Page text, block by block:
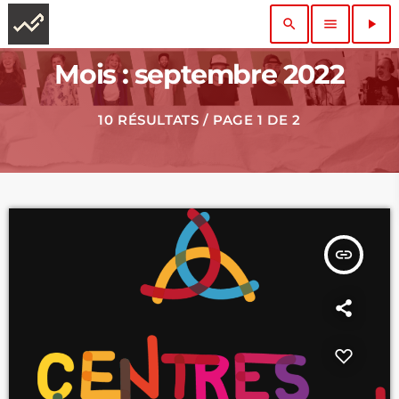
search menu play_arrow
Mois : septembre 2022
10 RÉSULTATS / PAGE 1 DE 2
insert_link